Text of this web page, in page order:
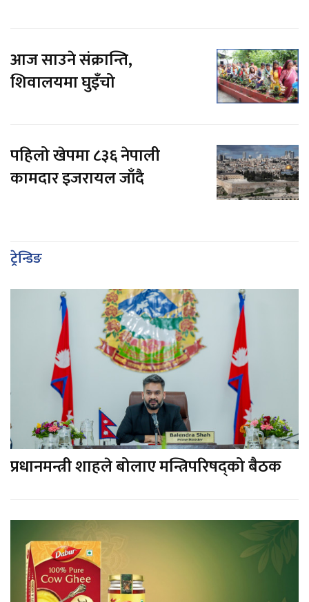
आज साउने संक्रान्ति,
शिवालयमा घुइँचो
पहिलो खेपमा ८३६ नेपाली
कामदार इजरायल जाँदै
ट्रेन्डिङ
प्रधानमन्त्री शाहले बोलाए मन्त्रिपरिषद्को बैठक